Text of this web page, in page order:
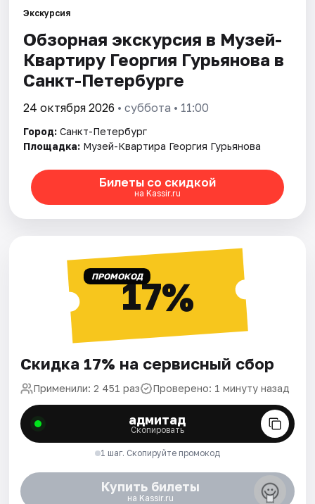
Города
Площадки
Артисты
Рейтинги
Экскурсия
Обзорная экскурсия в Музей-
Квартиру Георгия Гурьянова в
Санкт-Петербурге
24 октября 2026 • суббота • 11:00
Город: Санкт-Петербург
Площадка: Музей-Квартира Георгия Гурьянова
Билеты со скидкой
на Kassir.ru
ПРОМОКОД17%
Скидка 17% на сервисный сбор
Применили: 2 451 раз Проверено: 1 минуту назад
адмитад
Скопировать
1 шаг. Скопируйте промокод
Купить билеты
на Kassir.ru